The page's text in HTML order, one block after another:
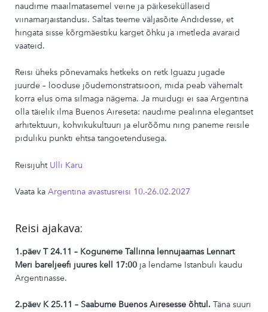
naudime maailmatasemel veine ja päikeseküllaseid
viinamarjaistandusi. Saltas teeme väljasõite Andidesse, et
hingata sisse kõrgmäestiku karget õhku ja imetleda avaraid
vaateid.
Reisi üheks põnevamaks hetkeks on retk Iguazu jugade
juurde – looduse jõudemonstratsioon, mida peab vähemalt
korra elus oma silmaga nägema. Ja muidugi ei saa Argentina
olla täielik ilma Buenos Aireseta: naudime pealinna elegantset
arhitektuuri, kohvikukultuuri ja elurõõmu ning paneme reisile
piduliku punkti ehtsa tangoetendusega.
Reisijuht Ulli Karu
Vaata ka Argentina avastusreisi 10.-26.02.2027
Reisi ajakava:
1.päev T 24.11 – Koguneme Tallinna lennujaamas Lennart
Meri bareljeefi juures kell 17:00 ja lendame Istanbuli kaudu
Argentinasse.
2.päev K 25.11 – Saabume Buenos Airesesse õhtul. Täna suuri